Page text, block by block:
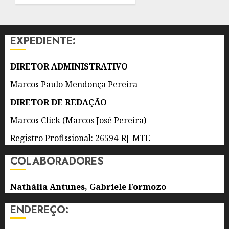
QUIOSQUES
E
PADRONIZADOS
9 DE
AGOSTO
DE 2026
0
EXPEDIENTE:
DIRETOR ADMINISTRATIVO
Marcos Paulo Mendonça Pereira
DIRETOR DE REDAÇÃO
Marcos Click (Marcos José Pereira)
Registro Profissional: 26594-RJ-MTE
COLABORADORES
Nathália Antunes, Gabriele Formozo
ENDEREÇO: